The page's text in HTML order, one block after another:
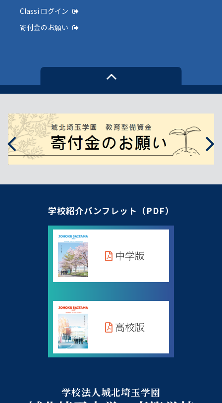
Classi ログイン
寄付金のお願い
学校法人城北埼玉学園
学校紹介パンフレット（PDF）
中学版
高校版